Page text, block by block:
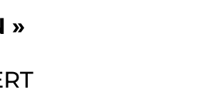
»